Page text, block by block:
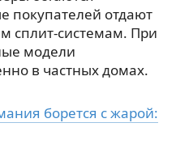
покупателей отдают
сплит-системам. При
модели
в частных домах.
борется с жарой: